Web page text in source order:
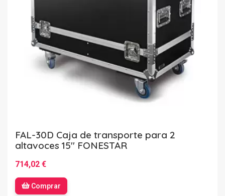
FAL-30D Caja de transporte para 2
altavoces 15'' FONESTAR
714,02 €
Comprar